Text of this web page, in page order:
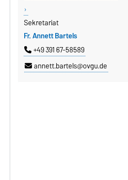
Sekretariat
Fr. Annett Bartels
+49 391 67-58589
annett.bartels@ovgu.de